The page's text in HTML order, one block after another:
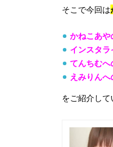
そこで今回は
かねこあや
インスタ
てんちむへ
えみりんへ
をご紹介して